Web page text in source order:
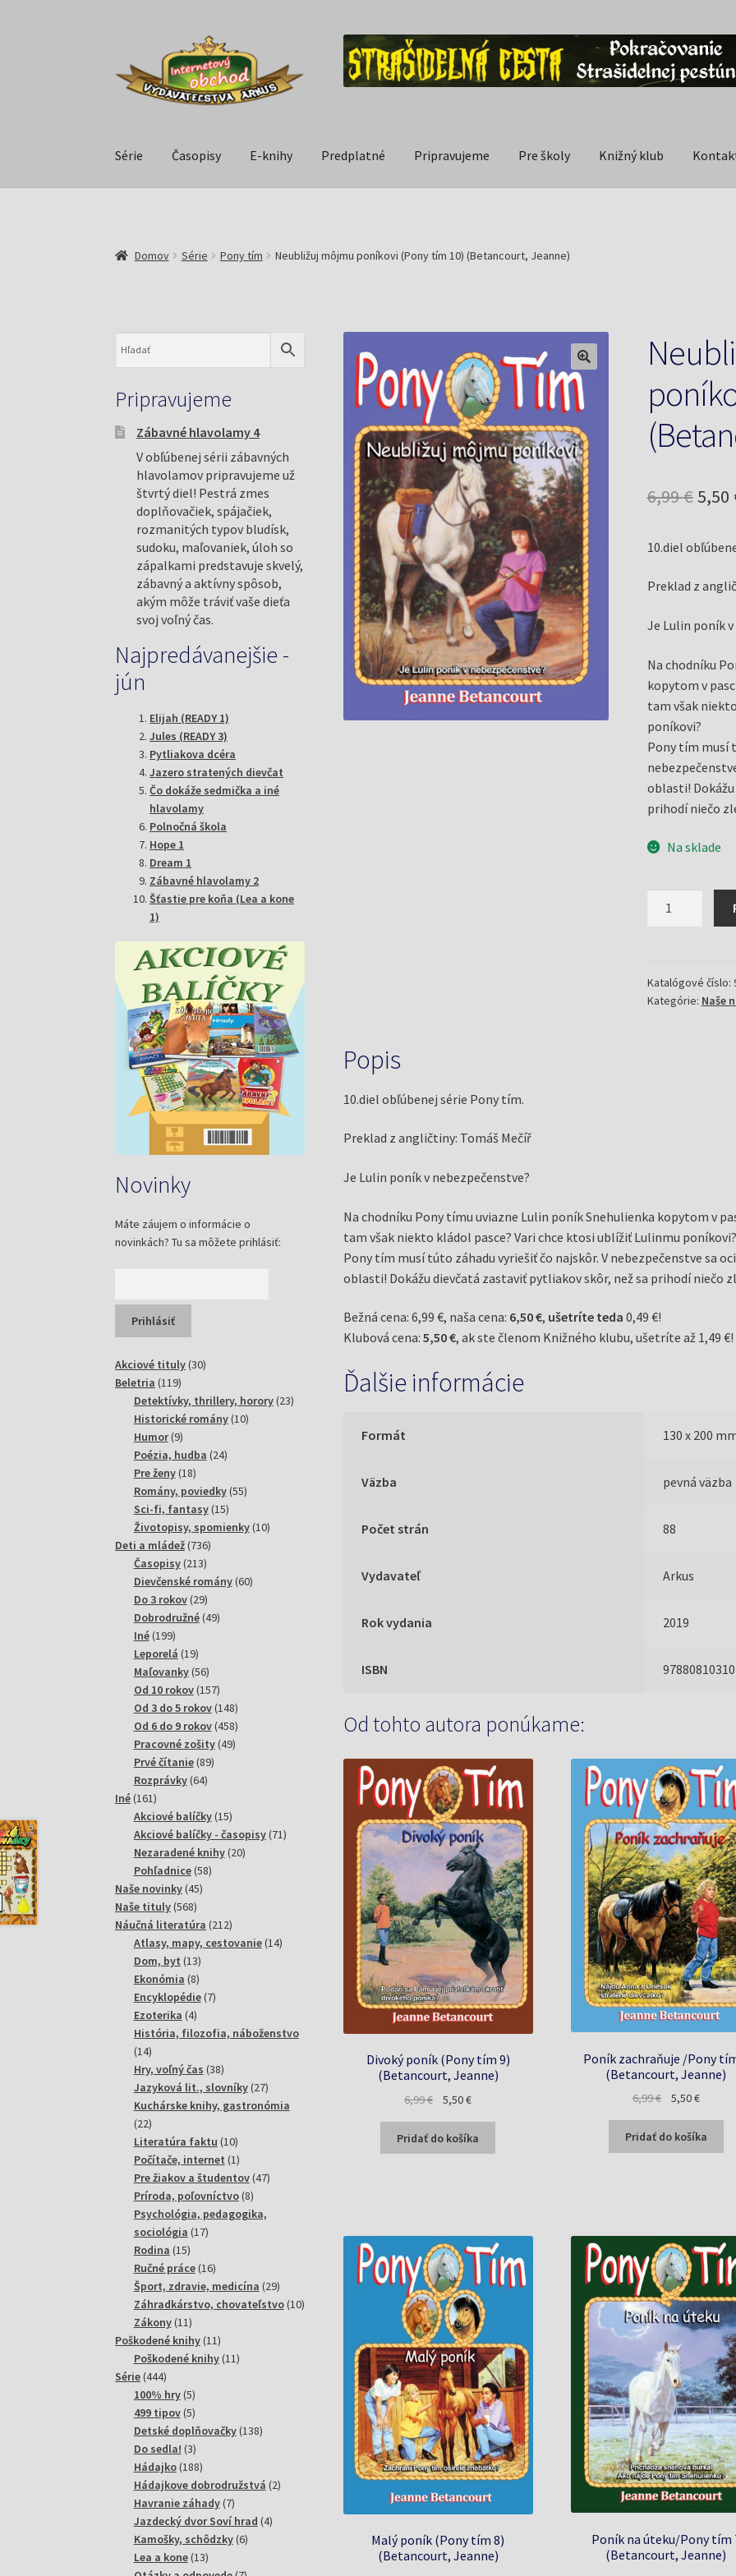
Série Časopisy E-knihy Predplatné Pripravujeme Pre školy Knižný klub
Domov Série Pony tím Neubližuj môjmu poníkovi (Pony tím 10) (Betancourt, Jeanne)
6,99€
bola:
6,99
5,50
10.diel
Preklad z
Je Lulin poník
Na chodníku
kopytom v
tam však
poníkovi?
Pony tím musí
oblasti!
prihodí niečo
Na sklade
(Pony
tím
Katalógové číslo:
Kategórie: Naše
Popis
10.diel obľúbenej série Pony tím.
Preklad z angličtiny: Tomáš Mečíř
Je Lulin poník v nebezpečenstve?
Na chodníku Pony tímu uviazne Lulin poník Snehulienka kopytom v
tam však niekto kládol pasce? Vari chce ktosi ublížiť Lulinmu poníkovi?
Pony tím musí túto záhadu vyriešiť čo najskôr. V nebezpečenstve sa
oblasti! Dokážu dievčatá zastaviť pytliakov skôr, než sa prihodí niečo
Bežná cena: 6,99 €, naša cena: 6,50 €, ušetríte teda 0,49 €!
Klubová cena: 5,50 €, ak ste členom Knižného klubu, ušetríte až 1,49 €!
Ďalšie informácie
Formát 130 x 200
Väzba pevná väzba
Počet strán 88
Vydavateľ Arkus
Rok vydania 2019
ISBN
Od tohto autora ponúkame:
Divoký poník (Pony tím 9)
(Betancourt, Jeanne)
6,99€
Pôvodná
bola:
6,99 €.
5,50€Aktuálna
je:
5,50 €.
Pridať do košíka
Poník zachraňuje /Pony
(Betancourt, Jeanne)
6,99€
Pôvodná
bola:
6,99 €.
5,50€
je:
5,50 €.
Pridať do košíka
Malý poník (Pony tím 8)
(Betancourt, Jeanne)
Poník na úteku/Pony tím
(Betancourt, Jeanne)
Pripravujeme
Zábavné hlavolamy 4
V obľúbenej sérii zábavných
hlavolamov pripravujeme už
štvrtý diel! Pestrá zmes
doplňovačiek, spájačiek,
rozmanitých typov bludísk,
sudoku, maľovaniek, úloh so
zápalkami predstavuje skvelý,
zábavný a aktívny spôsob,
akým môže tráviť vaše dieťa
svoj voľný čas.
Najpredávanejšie -
jún
Elijah (READY 1)
Jules (READY 3)
Pytliakova dcéra
Jazero stratených dievčat
Čo dokáže sedmička a iné
hlavolamy
Polnočná škola
Hope 1
Dream 1
Zábavné hlavolamy 2
Šťastie pre koňa (Lea a kone
1)
Novinky
Máte záujem o informácie o
novinkách? Tu sa môžete prihlásiť:
Akciové tituly 3030
Beletria 119119
produktov
Detektívky, thrillery, horory 2323
Historické romány 1010
Humor 99
produktov
Poézia, hudba 2424
Pre ženy 1818
produktov
Romány, poviedky 5555
Sci-fi, fantasy 1515
produktov
Životopisy, spomienky 1010
Deti a mládež 736736
Časopisy 213213
produktov
Dievčenské romány 6060
Do 3 rokov 2929
produktov
Dobrodružné 4949
Iné 199199
produktov
Leporelá 1919
produktov
Maľovanky 5656
produktov
Od 10 rokov 157157
produktov
Od 3 do 5 rokov 148148
produktov
Od 6 do 9 rokov 458458
produktov
Pracovné zošity 4949
Prvé čítanie 8989
Rozprávky 6464
Iné 161161
produktov
Akciové balíčky 1515
produktov
Akciové balíčky - časopisy 7171
Nezaradené knihy 2020
Pohľadnice 5858
Naše novinky 4545
Naše tituly 568568
produktov
Náučná literatúra 212212
produktov
Atlasy, mapy, cestovanie 1414
Dom, byt 1313
produktov
Ekonómia 88
produktov
Encyklopédie 77
Ezoterika 44
produkty
História, filozofia, náboženstvo
1414
produktov
Hry, voľný čas 3838
produktov
Jazyková lit., slovníky 2727
produktov
Kuchárske knihy, gastronómia
2222
produktov
Literatúra faktu 1010
produktov
Počítače, internet 11
produkt
Pre žiakov a študentov 4747
Príroda, poľovníctvo 88
produktov
Psychológia, pedagogika,
sociológia 1717
Rodina 1515
produktov
Ručné práce 1616
produktov
Šport, zdravie, medicína 2929
produktov
Záhradkárstvo, chovateľstvo 1010
Zákony 1111
produktov
Poškodené knihy 1111
produktov
Poškodené knihy 1111
Série 444444
produktov
100% hry 55
produktov
499 tipov 55
produktov
Detské doplňovačky 138138
Do sedla! 33
produkty
Hádajko 188188
produktov
Hádajkove dobrodružstvá 22
Havranie záhady 77
produktov
Jazdecký dvor Soví hrad 44
Kamošky, schôdzky 66
Lea a kone 1313